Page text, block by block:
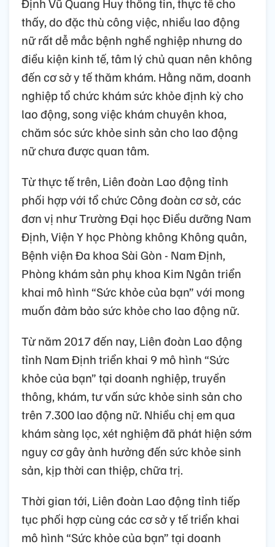
thấy, do đặc thù công việc, nhiều lao động
nữ rất dễ mắc bệnh nghề nghiệp nhưng do
điều kiện kinh tế, tâm lý chủ quan nên không
đến cơ sở y tế thăm khám. Hằng năm, doanh
nghiệp tổ chức khám sức khỏe định kỳ cho
lao động, song việc khám chuyên khoa,
chăm sóc sức khỏe sinh sản cho lao động
nữ chưa được quan tâm.
Từ thực tế trên, Liên đoàn Lao động tỉnh
phối hợp với tổ chức Công đoàn cơ sở, các
đơn vị như Trường Đại học Điều dưỡng Nam
Định, Viện Y học Phòng không Không quân,
Bệnh viện Đa khoa Sài Gòn - Nam Định,
Phòng khám sản phụ khoa Kim Ngân triển
khai mô hình “Sức khỏe của bạn” với mong
muốn đảm bảo sức khỏe cho lao động nữ.
Từ năm 2017 đến nay, Liên đoàn Lao động
tỉnh Nam Định triển khai 9 mô hình “Sức
khỏe của bạn” tại doanh nghiệp, truyền
thông, khám, tư vấn sức khỏe sinh sản cho
trên 7.300 lao động nữ. Nhiều chị em qua
khám sàng lọc, xét nghiệm đã phát hiện sớm
nguy cơ gây ảnh hưởng đến sức khỏe sinh
sản, kịp thời can thiệp, chữa trị.
Thời gian tới, Liên đoàn Lao động tỉnh tiếp
tục phối hợp cùng các cơ sở y tế triển khai
mô hình “Sức khỏe của bạn” tại doanh